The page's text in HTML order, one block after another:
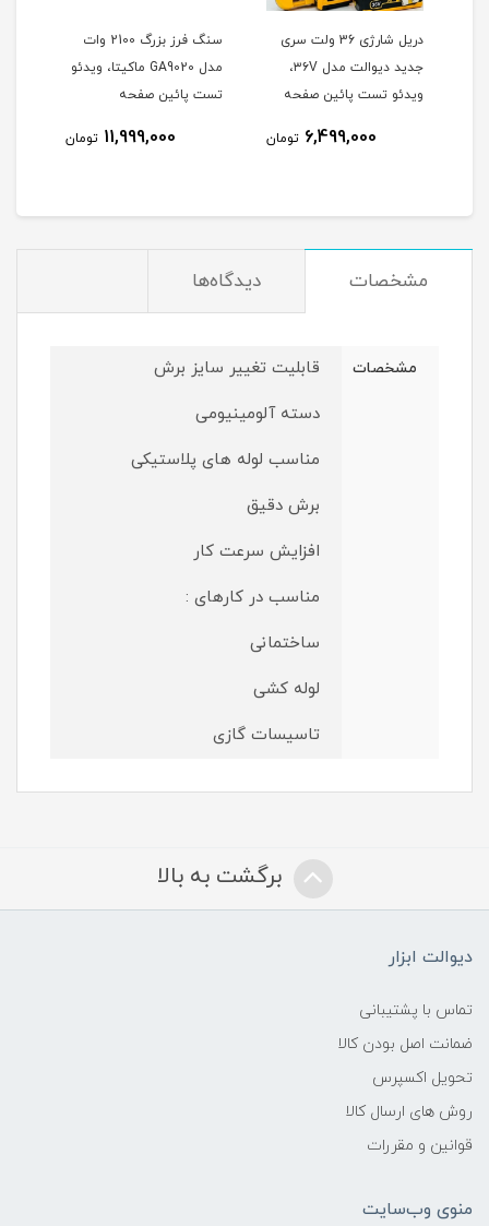
دریل شارژی 36 ولت سری
جدید دیوالت مدل ۳۶V،
ویدئو تست پائین صفحه
6,499,000 تومان
سنگ فرز بزرگ 2100 وات
مدل GA9020 ماکیتا، ویدئو
تست پائین صفحه
11,999,000 تومان
مشخصات دیدگاه‌ها
مشخصات
قابلیت تغییر سایز برش
دسته آلومینیومی
مناسب لوله های پلاستیکی
برش دقیق
افزایش سرعت کار
مناسب در کارهای :
ساختمانی
لوله کشی
تاسیسات گازی
برگشت به بالا
دیوالت ابزار
تماس با پشتیبانی
ضمانت اصل بودن کالا
تحویل اکسپرس
روش های ارسال کالا
قوانین و مقررات
منوی وب‌سایت